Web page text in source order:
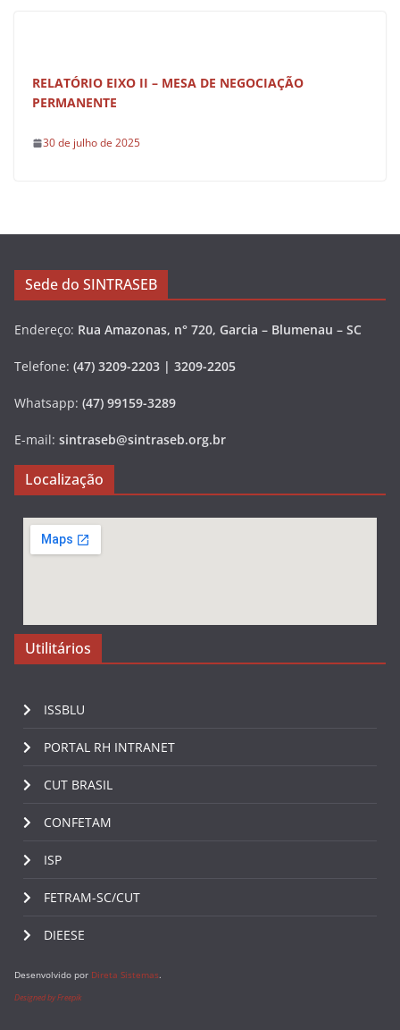
RELATÓRIO EIXO II – MESA DE NEGOCIAÇÃO
PERMANENTE
30 de julho de 2025
Sede do SINTRASEB
Endereço: Rua Amazonas, n° 720, Garcia – Blumenau – SC
Telefone: (47) 3209-2203 | 3209-2205
Whatsapp: (47) 99159-3289
E-mail: sintraseb@sintraseb.org.br
Localização
Utilitários
ISSBLU
PORTAL RH INTRANET
CUT BRASIL
CONFETAM
ISP
FETRAM-SC/CUT
DIEESE
Desenvolvido por Direta Sistemas.
Designed by Freepik